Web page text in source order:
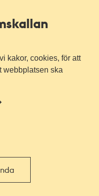
kakor, cookies, för att
webbplatsen ska